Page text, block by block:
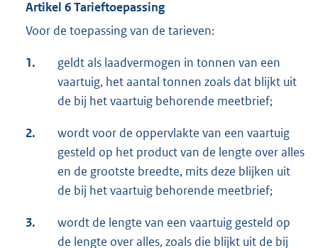
Artikel 6 Tarieftoepassing
Voor de toepassing van de tarieven:
1.
geldt als laadvermogen in tonnen van een
vaartuig, het aantal tonnen zoals dat blijkt uit
de bij het vaartuig behorende meetbrief;
2.
wordt voor de oppervlakte van een vaartuig
gesteld op het product van de lengte over alles
en de grootste breedte, mits deze blijken uit
de bij het vaartuig behorende meetbrief;
3.
wordt de lengte van een vaartuig gesteld op
de lengte over alles, zoals die blijkt uit de bij